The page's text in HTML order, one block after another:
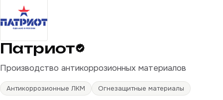
Патриот
Производство антикоррозионных материалов
Антикоррозионные ЛКМ Огнезащитные материалы